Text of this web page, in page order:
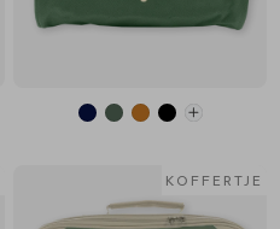
KOFFERTJE